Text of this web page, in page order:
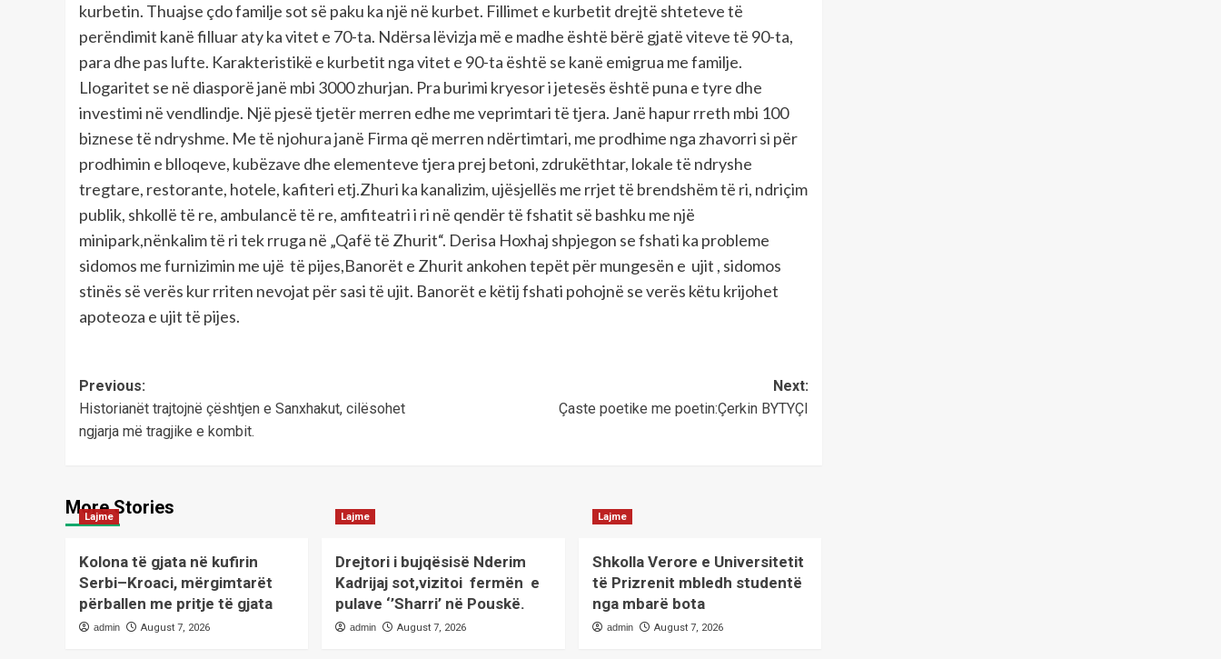
kurbetin. Thuajse çdo familje sot së paku ka një në kurbet. Fillimet e kurbetit drejtë shteteve të
perëndimit kanë filluar aty ka vitet e 70-ta. Ndërsa lëvizja më e madhe është bërë gjatë viteve të 90-ta,
para dhe pas lufte. Karakteristikë e kurbetit nga vitet e 90-ta është se kanë emigrua me familje.
Llogaritet se në diasporë janë mbi 3000 zhurjan. Pra burimi kryesor i jetesës është puna e tyre dhe
investimi në vendlindje. Një pjesë tjetër merren edhe me veprimtari të tjera. Janë hapur rreth mbi 100
biznese të ndryshme. Me të njohura janë Firma që merren ndërtimtari, me prodhime nga zhavorri si për
prodhimin e blloqeve, kubëzave dhe elementeve tjera prej betoni, zdrukëthtar, lokale të ndryshe
tregtare, restorante, hotele, kafiteri etj.Zhuri ka kanalizim, ujësjellës me rrjet të brendshëm të ri, ndriçim
publik, shkollë të re, ambulancë të re, amfiteatri i ri në qendër të fshatit së bashku me një
minipark,nënkalim të ri tek rruga në „Qafë të Zhurit“. Derisa Hoxhaj shpjegon se fshati ka probleme
sidomos me furnizimin me ujë të pijes,Banorët e Zhurit ankohen tepët për mungesën e ujit , sidomos
stinës së verës kur rriten nevojat për sasi të ujit. Banorët e këtij fshati pohojnë se verës këtu krijohet
apoteoza e ujit të pijes.
Post
navigation
Previous:
Historianët trajtojnë çështjen e Sanxhakut, cilësohet
ngjarja më tragjike e kombit.
Next:
Çaste poetike me poetin:Çerkin BYTYÇI
More Stories
Lajme
Kolona të gjata në kufirin
Serbi–Kroaci, mërgimtarët
përballen me pritje të gjata
admin August 7, 2026
Lajme
Drejtori i bujqësisë Nderim
Kadrijaj sot,vizitoi fermën e
pulave ‘’Sharri’ në Pouskë.
admin August 7, 2026
Lajme
Shkolla Verore e Universitetit
të Prizrenit mbledh studentë
nga mbarë bota
admin August 7, 2026